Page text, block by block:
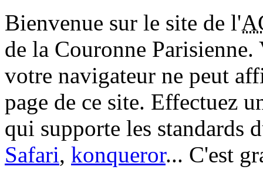
Bienvenue sur le site de l'
de la Couronne Parisienne.
votre navigateur ne peut
page de ce site. Effectuez
qui supporte les standards
Safari, konqueror... C'est